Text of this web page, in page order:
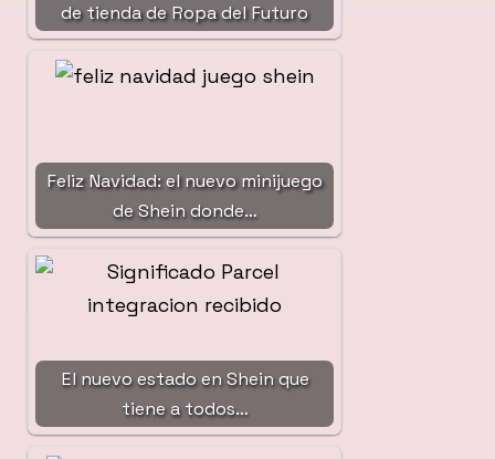
de tienda de Ropa del Futuro
Feliz Navidad: el nuevo minijuego
de Shein donde…
El nuevo estado en Shein que
tiene a todos…